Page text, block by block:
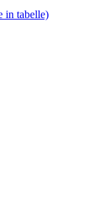
in tabelle)